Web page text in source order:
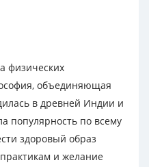
физических
объединяющая
в древней Индии и
популярность по всему
здоровый образ
и желание